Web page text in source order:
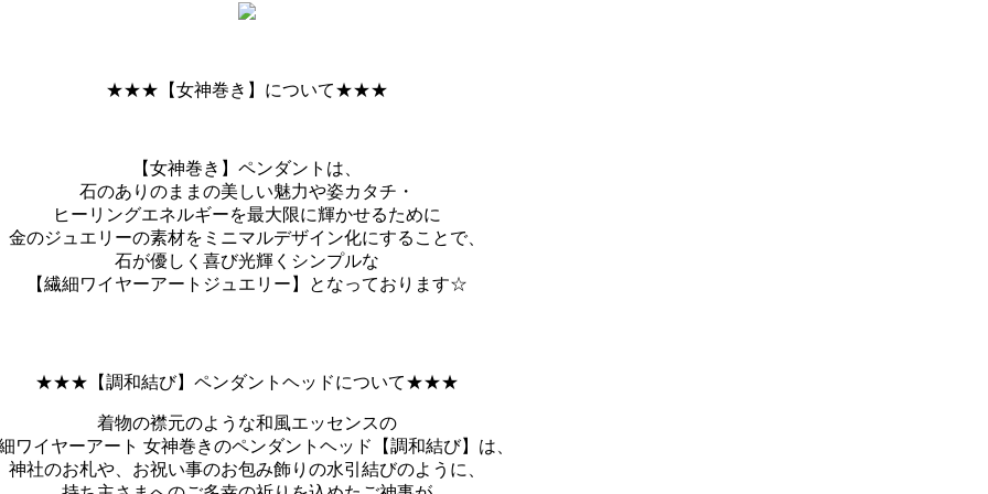
★★★【女神巻き】について★★★
【女神巻き】ペンダントは、
石のありのままの美しい魅力や姿カタチ・
ヒーリングエネルギーを最大限に輝かせるために
金のジュエリーの素材をミニマルデザイン化にすることで、
石が優しく喜び光輝くシンプルな
【繊細ワイヤーアートジュエリー】となっております☆
★★★【調和結び】ペンダントヘッドについて★★★
着物の襟元のような和風エッセンスの
ワイヤーアート 女神巻きのペンダントヘッド【調和結び】は、
神社のお札や、お祝い事のお包み飾りの水引結びのように、